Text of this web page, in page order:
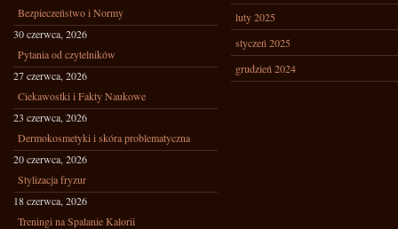
Bezpieczeństwo i Normy
30 czerwca, 2026
Pytania od czytelników
27 czerwca, 2026
Ciekawostki i Fakty Naukowe
23 czerwca, 2026
Dermokosmetyki i skóra problematyczna
20 czerwca, 2026
Stylizacja fryzur
18 czerwca, 2026
Treningi na Spalanie Kalorii
luty 2025
styczeń 2025
grudzień 2024